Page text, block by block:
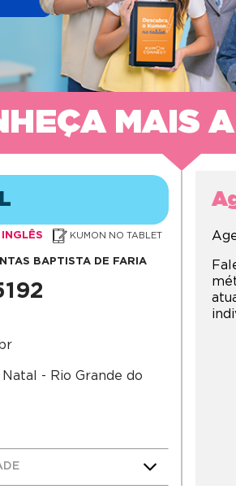
MAIS
INGLÊS KUMON NO TABLET
BAPTISTA DE FARIA
Natal - Rio Grande do